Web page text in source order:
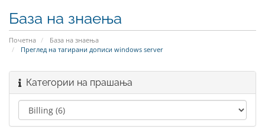
База на знаења
Почетна
База на знаења
Преглед на тагирани дописи windows server
Категории на прашања